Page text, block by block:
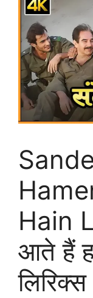
Hain
आते हैं
लिरिक्स